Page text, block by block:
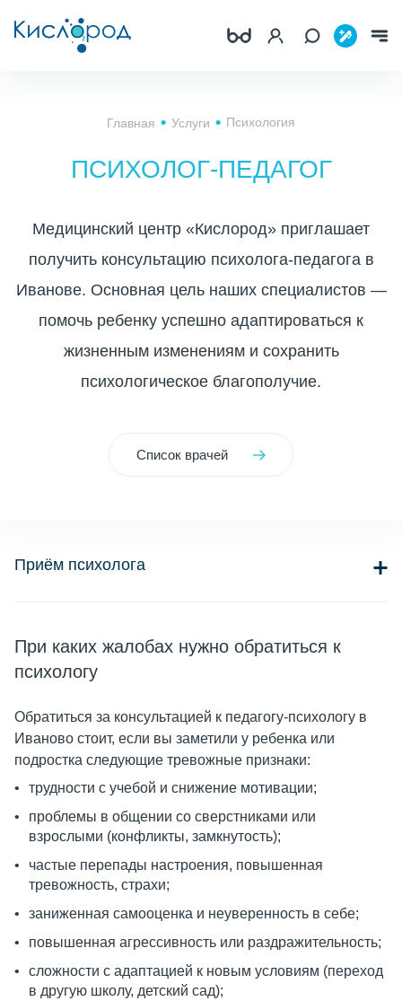
Главная Услуги Психология
ПСИХОЛОГ-ПЕДАГОГ
Медицинский центр «Кислород» приглашает
получить консультацию психолога-педагога в
Иванове. Основная цель наших специалистов —
помочь ребенку успешно адаптироваться к
жизненным изменениям и сохранить
психологическое благополучие.
Список врачей
Приём психолога
При каких жалобах нужно обратиться к
психологу
Обратиться за консультацией к педагогу-психологу в
Иваново стоит, если вы заметили у ребенка или
подростка следующие тревожные признаки:
трудности с учебой и снижение мотивации;
проблемы в общении со сверстниками или
взрослыми (конфликты, замкнутость);
частые перепады настроения, повышенная
тревожность, страхи;
заниженная самооценка и неуверенность в себе;
повышенная агрессивность или раздражительность;
сложности с адаптацией к новым условиям (переход
в другую школу, детский сад);